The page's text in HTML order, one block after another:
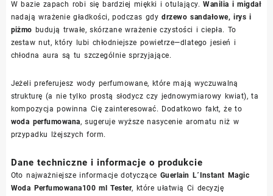
W bazie zapach robi się bardziej miękki i otulający.Wanilia i migdał
nadają wrażenie gładkości, podczas gdydrzewo sandałowe, irys i
piżmo budują trwałe, skórzane wrażenie czystości i ciepła. To
zestaw nut, który lubi chłodniejsze powietrze—dlatego jesień i
chłodna aura są tu szczególnie sprzyjające.
Jeżeli preferujesz wody perfumowane, które mają wyczuwalną
strukturę (a nie tylko prostą słodycz czy jednowymiarowy kwiat), ta
kompozycja powinna Cię zainteresować. Dodatkowo fakt, że to
woda perfumowana, sugeruje wyższe nasycenie aromatu niż w
przypadku lżejszych form.
Dane techniczne i informacje o produkcie
Oto najważniejsze informacje dotyczące Guerlain L´Instant Magic
Woda Perfumowana100 ml Tester, które ułatwią Ci decyzję